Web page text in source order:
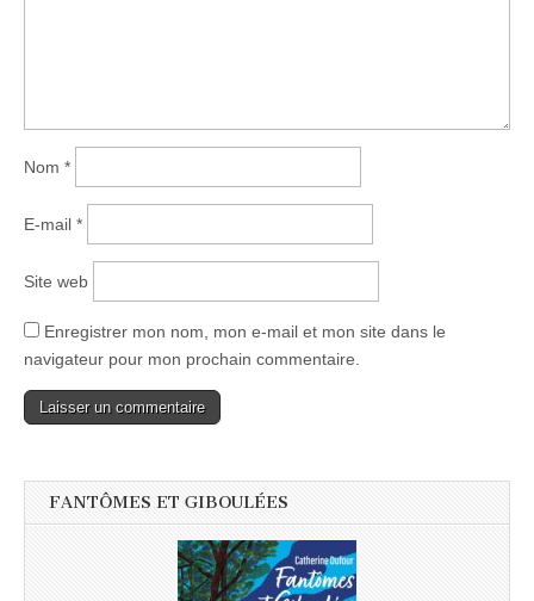
Nom *
E-mail *
Site web
Enregistrer mon nom, mon e-mail et mon site dans le
navigateur pour mon prochain commentaire.
FANTÔMES ET GIBOULÉES